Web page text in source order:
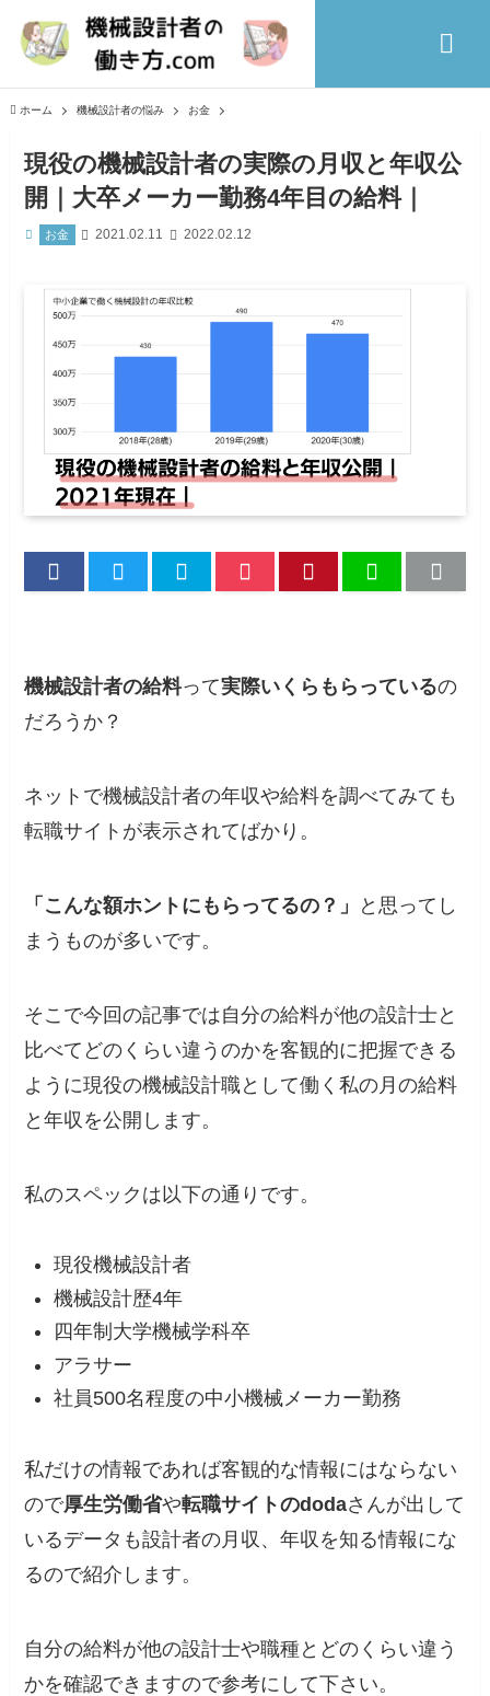
ホーム 機械設計者の悩み お金
現役の機械設計者の実際の月収と年収公
開｜大卒メーカー勤務4年目の給料｜
お金 2021.02.11 2022.02.12
機械設計者の給料って実際いくらもらっているの
だろうか？
ネットで機械設計者の年収や給料を調べてみても
転職サイトが表示されてばかり。
「こんな額ホントにもらってるの？」
と思ってし
まうものが多いです。
そこで今回の記事では自分の給料が他の設計士と
比べてどのくらい違うのかを客観的に把握できる
ように現役の機械設計職として働く私の月の給料
と年収を公開 します。
私のスペックは以下の通りです。
現役機械設計者
機械設計歴4年
四年制大学機械学科卒
アラサー
社員500名程度の中小機械メーカー勤務
私だけの情報であれば客観的な情報にはならない
ので厚生労働省や転職サイトのdodaさんが出して
いるデータも設計者の月収、年収を知る情報にな
るので紹介します。
自分の給料が他の設計士や職種とどのくらい違う
かを確認できますので参考にして下さい。